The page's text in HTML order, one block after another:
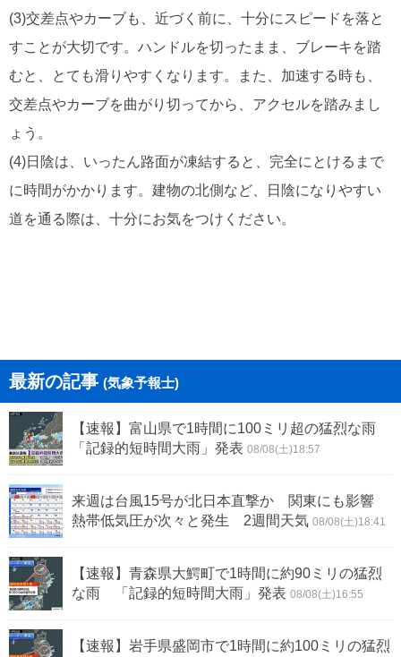
(3)交差点やカーブも、近づく前に、十分にスピードを落と
すことが大切です。ハンドルを切ったまま、ブレーキを踏
むと、とても滑りやすくなります。また、加速する時も、
交差点やカーブを曲がり切ってから、アクセルを踏みまし
ょう。
(4)日陰は、いったん路面が凍結すると、完全にとけるまで
に時間がかかります。建物の北側など、日陰になりやすい
道を通る際は、十分にお気をつけください。
最新の記事 (気象予報士)
【速報】富山県で1時間に100ミリ超の猛烈な雨
「記録的短時間大雨」発表 08/08(土)18:57
来週は台風15号が北日本直撃か 関東にも影響
熱帯低気圧が次々と発生 2週間天気 08/08(土)18:41
【速報】青森県大鰐町で1時間に約90ミリの猛烈
な雨 「記録的短時間大雨」発表 08/08(土)16:55
【速報】岩手県盛岡市で1時間に約100ミリの猛烈